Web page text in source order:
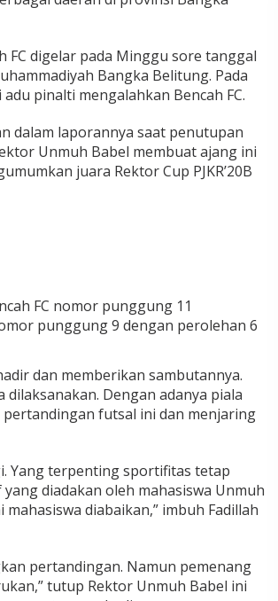
FC digelar pada Minggu sore tanggal
Bangka Belitung. Pada
pinalti mengalahkan Bencah FC.
dalam laporannya saat penutupan
Unmuh Babel membuat ajang ini
juara Rektor Cup PJKR’20B
FC nomor punggung 11
punggung 9 dengan perolehan 6
dan memberikan sambutannya.
Dengan adanya piala
futsal ini dan menjaring
Yang terpenting sportifitas tetap
diadakan oleh mahasiswa Unmuh
diabaikan,” imbuh Fadillah
pertandingan. Namun pemenang
tutup Rektor Unmuh Babel ini